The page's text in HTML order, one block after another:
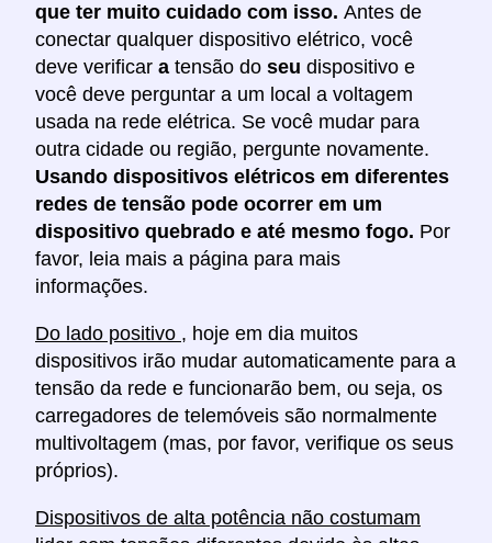
que ter muito cuidado com isso. Antes de
conectar qualquer dispositivo elétrico, você
deve verificar a tensão do seu dispositivo e
você deve perguntar a um local a voltagem
usada na rede elétrica. Se você mudar para
outra cidade ou região, pergunte novamente.
Usando dispositivos elétricos em diferentes
redes de tensão pode ocorrer em um
dispositivo quebrado e até mesmo fogo. Por
favor, leia mais a página para mais
informações.
Do lado positivo , hoje em dia muitos
dispositivos irão mudar automaticamente para a
tensão da rede e funcionarão bem, ou seja, os
carregadores de telemóveis são normalmente
multivoltagem (mas, por favor, verifique os seus
próprios).
Dispositivos de alta potência não costumam